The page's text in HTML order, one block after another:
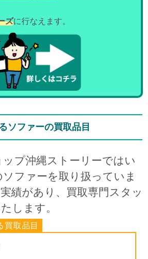
ズに行なえます。
ソファーの買取品目
プ沖縄ストーリーではい
ファーを取り扱っていま
績があり、買取専門スタッ
します。